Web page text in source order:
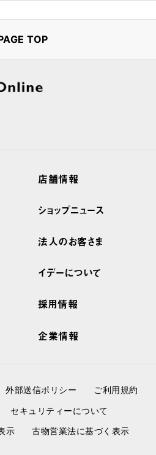
TOP
店舗情報
ショップニュース
法人のお客さま
イデーについて
採用情報
企業情報
外部送信ポリシー
ご利用規約
セキュリティーについて
示
古物営業法に基づく表示